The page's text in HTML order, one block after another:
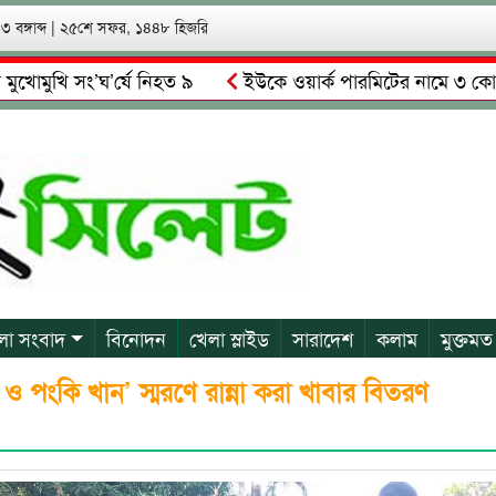
বঙ্গাব্দ | ২৫শে সফর, ১৪৪৮ হিজরি
সং’ঘ’র্ষে নিহত ৯
ইউকে ওয়ার্ক পারমিটের নামে ৩ কোটি ৬০
গ্রেপ্তারের দাবি স্থানীয়দের
গোয়াইনঘাটে আলিম উদ্দিনের
সংবাদ বিনোদন খেলা স্লাইড সারাদেশ কলাম মুক্তমত
পংকি খান’ স্মরণে রান্না করা খাবার বিতরণ